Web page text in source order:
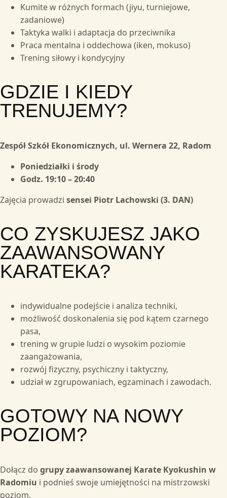
Kumite w różnych formach (jiyu, turniejowe,
zadaniowe)
Taktyka walki i adaptacja do przeciwnika
Praca mentalna i oddechowa (iken, mokuso)
Trening siłowy i kondycyjny
GDZIE I KIEDY
TRENUJEMY?
Zespół Szkół Ekonomicznych, ul. Wernera 22, Radom
Poniedziałki i środy
Godz. 19:10 – 20:40
Zajęcia prowadzi sensei Piotr Lachowski (3. DAN)
CO ZYSKUJESZ JAKO
ZAAWANSOWANY
KARATEKA?
indywidualne podejście i analiza techniki,
możliwość doskonalenia się pod kątem czarnego
pasa,
trening w grupie ludzi o wysokim poziomie
zaangażowania,
rozwój fizyczny, psychiczny i taktyczny,
udział w zgrupowaniach, egzaminach i zawodach.
GOTOWY NA NOWY
POZIOM?
Dołącz do grupy zaawansowanej Karate Kyokushin w
Radomiu i podnieś swoje umiejętności na mistrzowski
poziom.